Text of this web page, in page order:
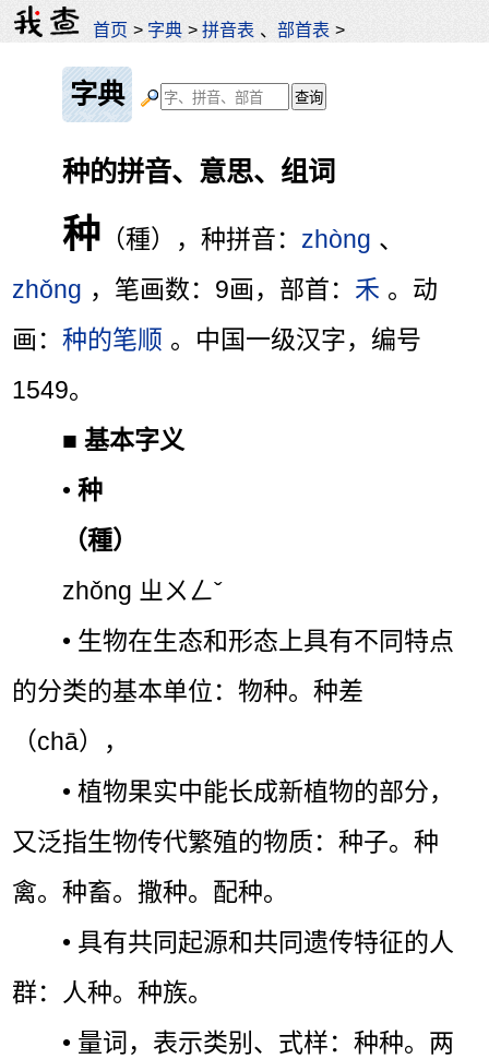
首页 > 字典 >拼音表 、部首表 >
字典
种的拼音、意思、组词
种 （種），种拼音： zhòng 、
zhǒng ，笔画数：9画，部首： 禾 。动
画：种的笔顺 。中国一级汉字，编号
1549。
■基本字义
•种
（種）
zhǒng ㄓㄨㄥˇ
• 生物在生态和形态上具有不同特点
的分类的基本单位：物种。种差
（chā），
• 植物果实中能长成新植物的部分，
又泛指生物传代繁殖的物质：种子。种
禽。种畜。撒种。配种。
• 具有共同起源和共同遗传特征的人
群：人种。种族。
• 量词，表示类别、式样：种种。两